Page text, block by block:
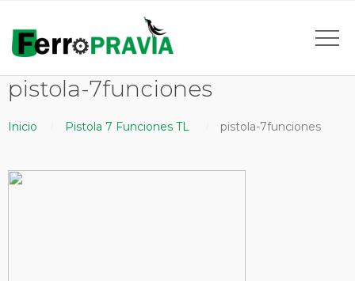
pistola-7funciones
Inicio Pistola 7 Funciones TL pistola-7funciones